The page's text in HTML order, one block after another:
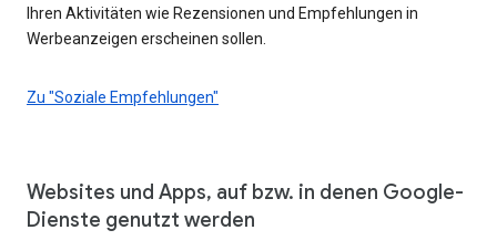
Ihren Aktivitäten wie Rezensionen und Empfehlungen in
Werbeanzeigen erscheinen sollen.
Zu "Soziale Empfehlungen"
Websites und Apps, auf bzw. in denen Google-
Dienste genutzt werden